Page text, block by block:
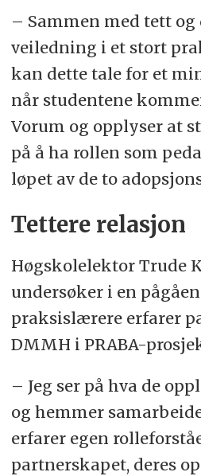
– Sammen med tett
veiledning i et stort
kan dette tale for et
når studentene
Vorum og opplyser at
på å ha rollen som
løpet av de to
Tettere relasjon
Høgskolelektor Trude
undersøker i en
praksislærere erfarer
DMMH i PRABA-
– Jeg ser på hva de
og hemmer
erfarer egen
partnerskapet, deres